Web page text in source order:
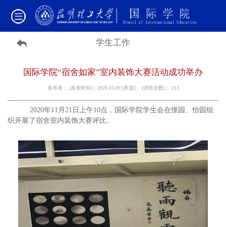
学生工作
国际学院“宿舍如家”室内装饰大赛活动成功举办
发布者： [发表时间]：2020-12-09 [来源]： [浏览次数]： 213
2020年11月21日上午10点，国际学院学生会在憬园、怡园组
织开展了宿舍室内装饰大赛评比。